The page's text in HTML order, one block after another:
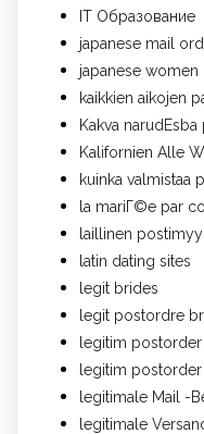
IT Образование
japanese mail
japanese women
kaikkien aikojen
Kakva
Kalifornien Alle
kuinka valmistaa
la mariГ©e par
laillinen
latin dating sites
legit brides
legit postordre
legitim
legitim
legitimale Mail -
legitimale